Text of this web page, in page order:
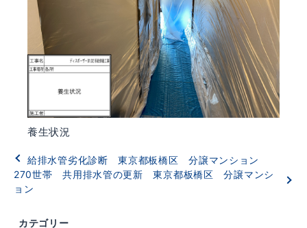
養生状況
給排水管劣化診断 東京都板橋区 分譲マンション
270世帯 共用排水管の更新 東京都板橋区 分譲マンシ
ョン